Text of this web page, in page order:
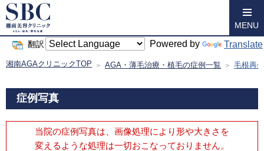
翻訳 Powered by Translate
MENU
湘南AGAクリニックTOP AGA・薄毛治療・植毛の症例一覧 毛根再
症例写真
当院の症例写真は、画像処理により形や大きさを
変えるような処理は一切おこなっておりません。